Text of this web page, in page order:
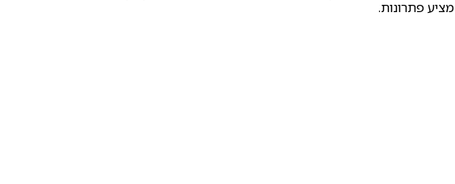
מציע פתרונות.